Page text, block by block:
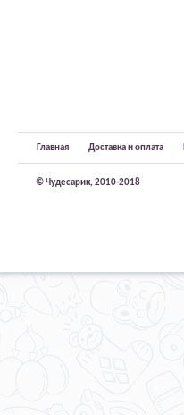
Главная Доставка и оплата
© Чудесарик, 2010-2018